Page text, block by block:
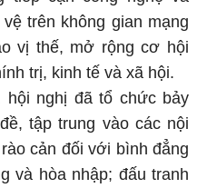
trên không gian mạng
vị thế, mở rộng cơ hội
trị, kinh tế và xã hội.
hội nghị đã tổ chức bảy
tập trung vào các nội
cản đối với bình đẳng
và hòa nhập; đấu tranh